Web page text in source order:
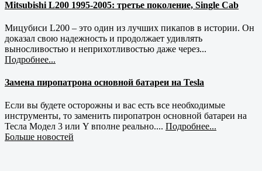
Mitsubishi L200 1995-2005: третье поколение, Single Cab
Мицубиси L200 – это один из лучших пикапов в истории. Он
доказал свою надежность и продолжает удивлять
выносливостью и неприхотливостью даже через...
Подробнее...
Замена пиропатрона основной батареи на Tesla
Если вы будете осторожны и вас есть все необходимые
инструменты, то заменить пиропатрон основной батареи на
Тесла Модел 3 или Y вполне реально.... Подробнее...
Больше новостей